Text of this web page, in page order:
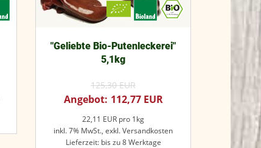
"Geliebte Bio-Putenleckerei"
5,1kg
125,30EUR
112,77 EUR
22,11 EUR pro 1kg
inkl. 7% MwSt., exkl. Versandkosten
Lieferzeit: bis zu 8 Werktage